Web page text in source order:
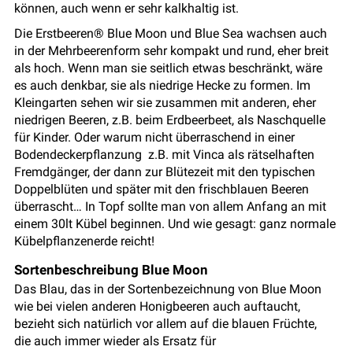
können, auch wenn er sehr kalkhaltig ist.
Die Erstbeeren® Blue Moon und Blue Sea wachsen auch
in der Mehrbeerenform sehr kompakt und rund, eher breit
als hoch. Wenn man sie seitlich etwas beschränkt, wäre
es auch denkbar, sie als niedrige Hecke zu formen. Im
Kleingarten sehen wir sie zusammen mit anderen, eher
niedrigen Beeren, z.B. beim Erdbeerbeet, als Naschquelle
für Kinder. Oder warum nicht überraschend in einer
Bodendeckerpflanzung z.B. mit Vinca als rätselhaften
Fremdgänger, der dann zur Blütezeit mit den typischen
Doppelblüten und später mit den frischblauen Beeren
überrascht… In Topf sollte man von allem Anfang an mit
einem 30lt Kübel beginnen. Und wie gesagt: ganz normale
Kübelpflanzenerde reicht!
Sortenbeschreibung Blue Moon
Das Blau, das in der Sortenbezeichnung von Blue Moon
wie bei vielen anderen Honigbeeren auch auftaucht,
bezieht sich natürlich vor allem auf die blauen Früchte,
die auch immer wieder als Ersatz für